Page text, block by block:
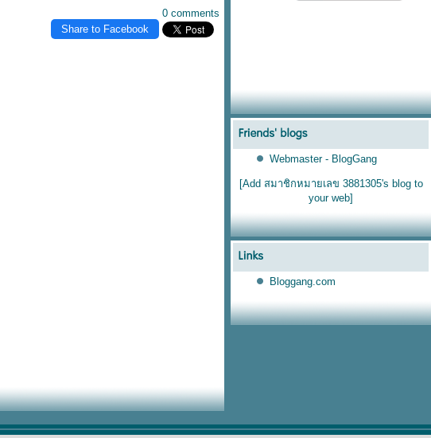
0 comments
Share to Facebook
Webmaster - BlogGang
[Add สมาชิกหมายเลข 3881305's blog to
your web]
Bloggang.com